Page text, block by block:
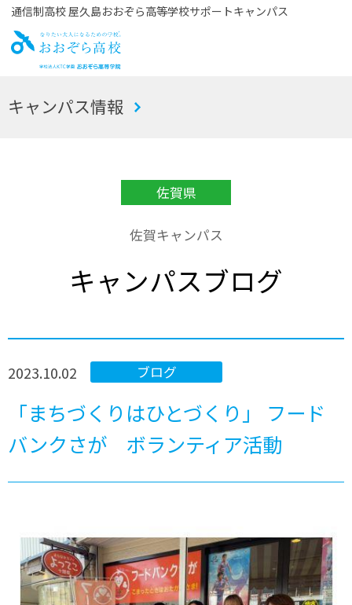
通信制高校 屋久島おおぞら高等学校サポートキャンパス
お
キャンパス情報
佐賀県
佐賀キャンパス
キャンパスブログ
ブログ
2023.10.02
「まちづくりはひとづくり」 フード
バンクさが ボランティア活動